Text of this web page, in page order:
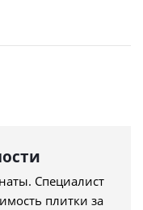
Специалист
плитки за